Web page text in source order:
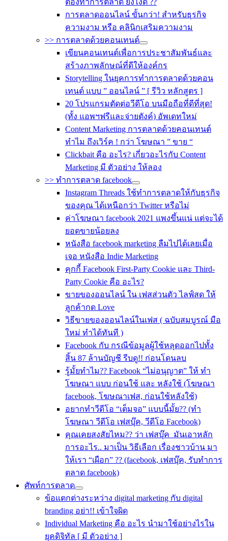
ต้องทำการตลาด ยังไงดี ??
การตลาดออนไลน์ ขั้นกว่า! สำหรับธุรกิจ
ความงาม หรือ คลินิกเสริมความงาม
>> การตลาดด้วยคอนเทนต์
เขียนคอนเทนต์เพื่อการประชาสัมพันธ์และ
สร้างภาพลักษณ์ที่ดีให้องค์กร
Storytelling ในยุคการทำการตลาดด้วยคอน
เทนต์ แบบ ” ออนไลน์ ” [ รีวิว หลักสูตร ]
20 โปรแกรมตัดต่อวีดีโอ บนมือถือที่ดีที่สุด!
(ทั้ง แอพฯฟรีและจ่ายตังค์) อัพเดทใหม่
Content Marketing การตลาดด้วยคอนเทนต์
ทำไม ถึงเวิร์ค ! กว่า โฆษณา ” ขาย “
Clickbait คือ อะไร? เกี่ยวอะไรกับ Content
Marketing มี ตัวอย่าง ให้ลอง
>> ทำการตลาด facebook
Instagram Threads ใช้ทำการตลาดให้กับธุรกิจ
ของคุณ ได้เหนือกว่า Twitter หรือไม่
ค่าโฆษณา facebook 2021 แพงขึ้นแน่ แต่จะได้
ยอดขายน้อยลง
หนังสือ facebook marketing ลืมไปได้เลยเมื่อ
เจอ หนังสือ Indie Marketing
คุกกี้ Facebook First-Party Cookie และ Third-
Party Cookie คือ อะไร?
ขายของออนไลน์ ใน เฟสส่วนตัว ไลฟ์สด ให้
ลูกค้ากด Love
วิธีขายของออนไลน์ในเฟส ( ฉบับสมบูรณ์ มือ
ใหม่ ทำได้ทันที )
Facebook กับ กรณีข้อมูลผู้ใช้หลุดออกไปทั้ง
สิ้น 87 ล้านบัญชี รีบดู!! ก่อนโดนลบ
รู้มั้ยทำไม?? Facebook “ไม่อนุญาต” ให้ ทำ
โฆษณา แบบ ก่อนใช้ และ หลังใช้ (โฆษณา
facebook, โฆษณาเฟส, ก่อนใช้หลังใช้)
อยากทำวีดีโอ “เต็มจอ” แบบนี้มั้ย?? (ทำ
โฆษณา วีดีโอ เฟสบุ๊ค, วีดีโอ Facebook)
คุณเคยสงสัยไหม?? ว่า เฟสบุ๊ค มันเอาหลัก
การอะไร.. มาเป็น วิธีเลือก เรื่องชาวบ้าน มา
ให้เรา “เผือก” ?? (facebook, เฟสบุ๊ค, รับทำการ
ตลาด facebook)
ศัพท์การตลาด
ข้อแตกต่างระหว่าง digital marketing กับ digital
branding อย่า!! เข้าใจผิด
Individual Marketing คือ อะไร นำมาใช้อย่างไรใน
ยุคดิจิทัล [ มี ตัวอย่าง ]